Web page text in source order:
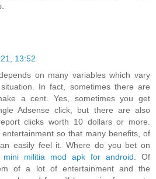
13:52
on many variables which vary
In fact, sometimes there are
a cent. Yes, sometimes you get
Adsense click, but there are also
clicks worth 10 dollars or more.
so that many benefits, of
easily feel it. Where do you bet on
mini militia mod apk for android. Of
of a lot of entertainment and the